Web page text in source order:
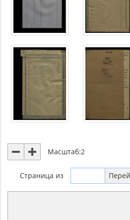
Масштаб:2
Страница из